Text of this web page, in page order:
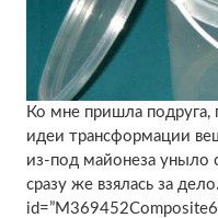
Ко мне пришла подруга,
идеи трансформации
из-под майонеза уныло
сразу же взялась за